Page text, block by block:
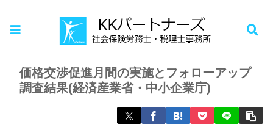
お知らせ
価格交渉促進月間の実施とフォローアップ
調査結果(経済産業省・中小企業庁)